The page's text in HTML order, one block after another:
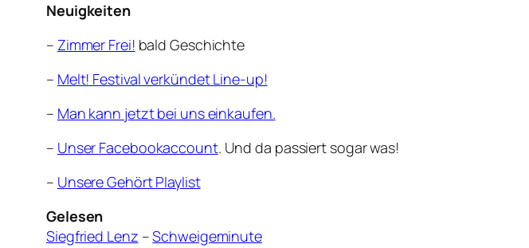
Neuigkeiten
– Zimmer Frei! bald Geschichte
– Melt! Festival verkündet Line-up!
– Man kann jetzt bei uns einkaufen.
– Unser Facebookaccount. Und da passiert sogar was!
– Unsere Gehört Playlist
Gelesen
Siegfried Lenz –Schweigeminute